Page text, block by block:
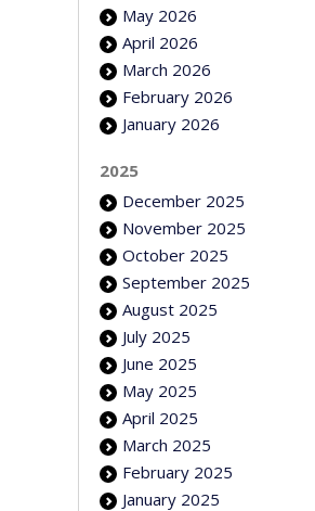
May 2026
April 2026
March 2026
February 2026
January 2026
2025
December 2025
November 2025
October 2025
September 2025
August 2025
July 2025
June 2025
May 2025
April 2025
March 2025
February 2025
January 2025